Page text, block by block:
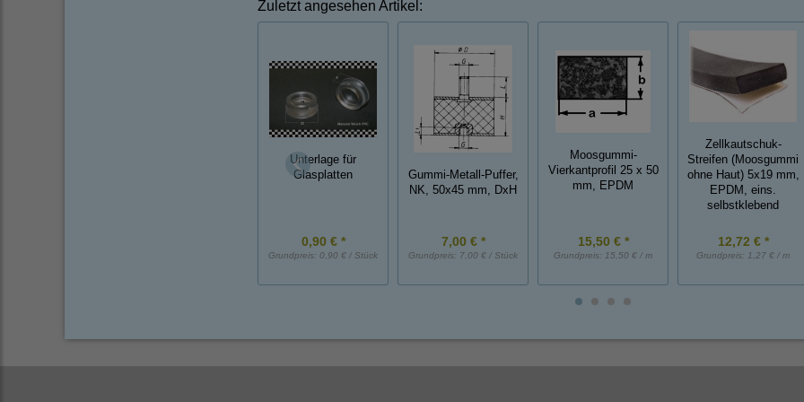
Zuletzt angesehen Artikel:
Unterlage für
Glasplatten
0,90 € *
Grundpreis: 0,90 € / Stück
Gummi-Metall-Puffer,
NK, 50x45 mm, DxH
7,00 € *
Grundpreis: 7,00 € / Stück
Moosgummi-
Vierkantprofil 25 x 50
mm, EPDM
15,50 € *
Grundpreis: 15,50 € / m
Zellkautschuk-
Streifen (Moosgummi
ohne Haut) 5x19 mm,
EPDM, eins.
selbstklebend
12,72 € *
Grundpreis: 1,27 € / m